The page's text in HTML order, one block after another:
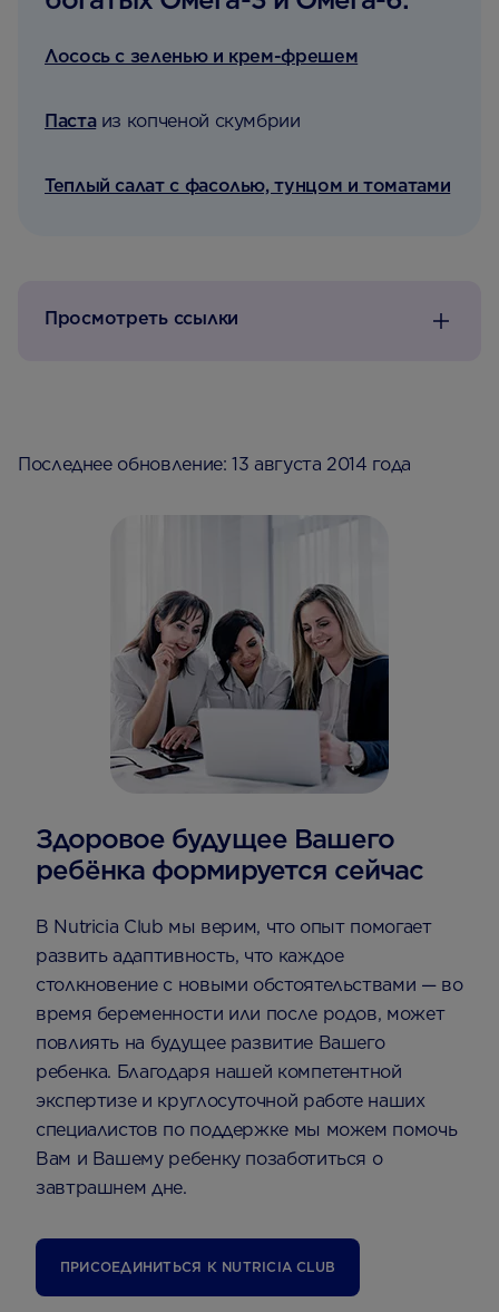
Лосось с зеленью и крем-фрешем
Пастаиз копченой скумбрии
Теплый салат с фасолью, тунцом и томатами
Просмотреть ссылки
Последнее обновление: 13 августа 2014 года
Здоровое будущее Вашего
ребёнка формируется сейчас
В Nutricia Club мы верим, что опыт помогает
развить адаптивность, что каждое
столкновение с новыми обстоятельствами — во
время беременности или после родов, может
повлиять на будущее развитие Вашего
ребенка. Благодаря нашей компетентной
экспертизе и круглосуточной работе наших
специалистов по поддержке мы можем помочь
Вам и Вашему ребенку позаботиться о
завтрашнем дне.
ПРИСОЕДИНИТЬСЯ К NUTRICIA CLUB